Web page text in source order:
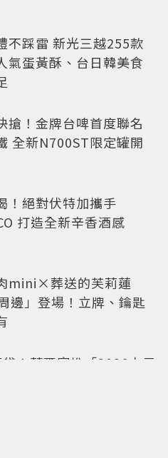
不踩雷 新光三越255款
氣蛋黃酥、台日韓美食
搶！金牌台啤首度聯名
全新N700ST限定罐開
！絕對伏特加攜手
打造全新辛香酒感
mini×葬送的芙莉蓮
邊」登場！立牌、鑰匙
！萊爾富推「2026中元